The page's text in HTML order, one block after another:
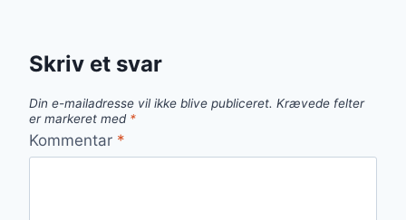
Skriv et svar
Din e-mailadresse vil ikke blive publiceret. Krævede felter
er markeret med *
Kommentar *